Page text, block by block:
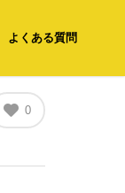
よくある質問
0